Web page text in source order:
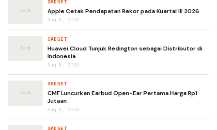
GADGET
Apple Cetak Pendapatan Rekor pada Kuartal III 2026
Aug 5, 2026
GADGET
Huawei Cloud Tunjuk Redington sebagai Distributor di
Indonesia
Aug 5, 2026
GADGET
CMF Luncurkan Earbud Open-Ear Pertama Harga Rp1
Jutaan
Aug 5, 2026
GADGET